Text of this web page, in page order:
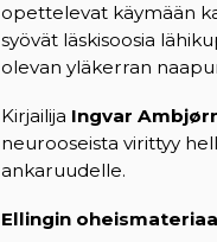
opettelevat käymään
syövät läskisoosia
olevan yläkerran
Kirjailija Ingvar
neurooseista virittyy
ankaruudelle.
Ellingin